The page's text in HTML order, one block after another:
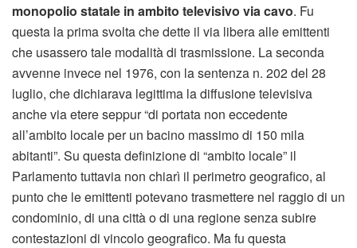
monopolio statale in ambito televisivo via cavo. Fu
questa la prima svolta che dette il via libera alle emittenti
che usassero tale modalità di trasmissione. La seconda
avvenne invece nel 1976, con la sentenza n. 202 del 28
luglio, che dichiarava legittima la diffusione televisiva
anche via etere seppur “di portata non eccedente
all’ambito locale per un bacino massimo di 150 mila
abitanti”. Su questa definizione di “ambito locale” il
Parlamento tuttavia non chiarì il perimetro geografico, al
punto che le emittenti potevano trasmettere nel raggio di un
condominio, di una città o di una regione senza subire
contestazioni di vincolo geografico. Ma fu questa